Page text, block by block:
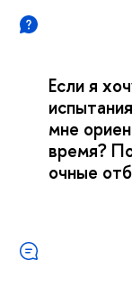
Если я
мне
время?
очные